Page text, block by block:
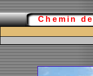
Chemin